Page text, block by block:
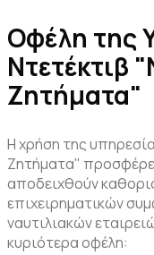
Οφέλη της
Ντετέκτιβ
Ζητήματα"
Η χρήση της
Ζητήματα"
αποδειχθούν
επιχειρηματικών
ναυτιλιακών
κυριότερα οφέλη: